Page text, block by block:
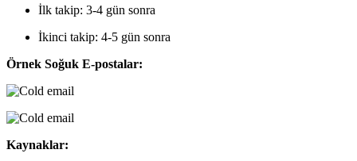
İlk takip: 3-4 gün sonra
İkinci takip: 4-5 gün sonra
Örnek Soğuk E-postalar:
Kaynaklar: